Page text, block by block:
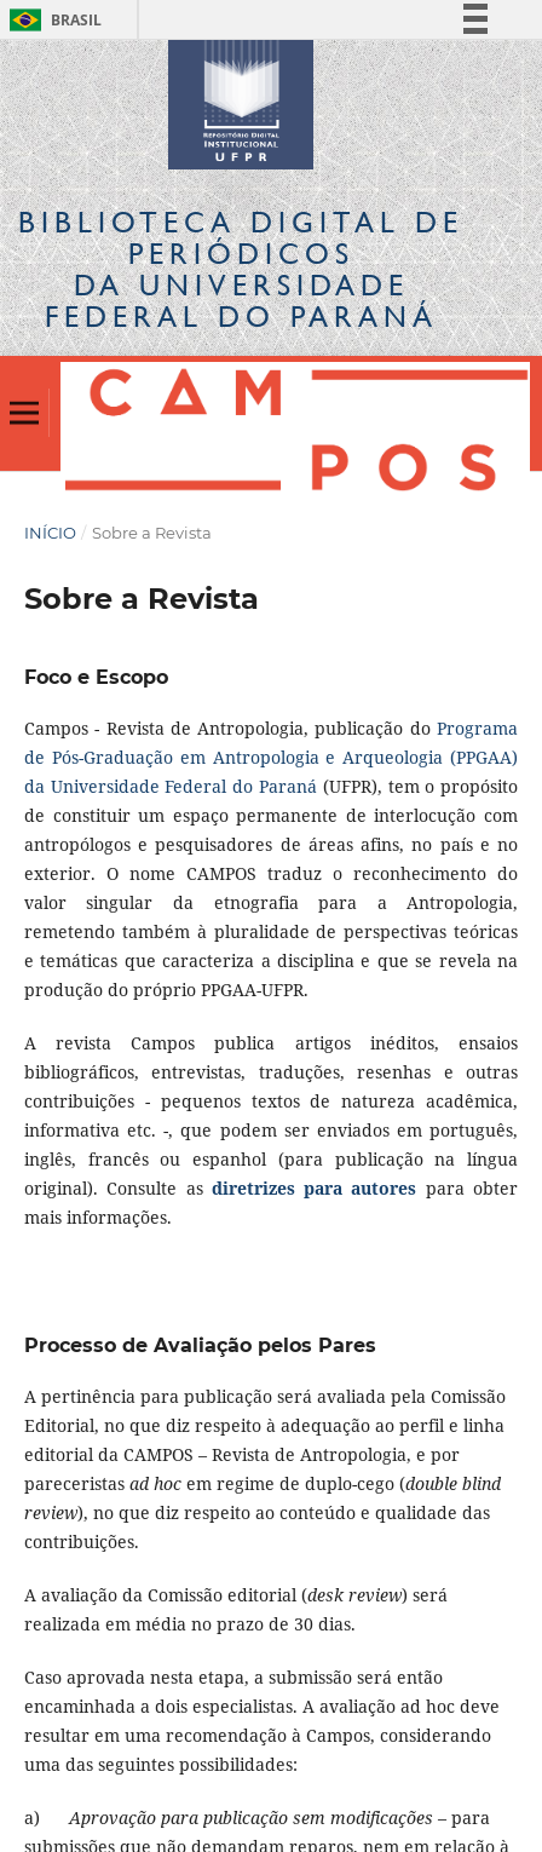
BRASIL
Simplifique!
Comunica BR
Participe
Acesso à informação
Legislação
Canais
BIBLIOTECA DIGITALDE
PERIÓDICOS
DA UNIVERSIDADE
FEDERAL DO PARANÁ
INÍCIO / Sobre a Revista
Sobre a Revista
Foco e Escopo
Campos - Revista de Antropologia, publicação doPrograma
de Pós-Graduação em Antropologia e Arqueologia (PPGAA)
da Universidade Federal do Paraná (UFPR), tem o propósito
de constituir um espaço permanente de interlocução com
antropólogos e pesquisadores de áreas afins, no país e no
exterior. O nome CAMPOS traduz o reconhecimento do
valor singular da etnografia para a Antropologia,
remetendo também à pluralidade de perspectivas teóricas
e temáticas que caracteriza a disciplina e que se revela na
produção do próprio PPGAA-UFPR.
A revista Campos publica artigos inéditos, ensaios
bibliográficos, entrevistas, traduções, resenhas e outras
contribuições - pequenos textos de natureza acadêmica,
informativa etc. -, que podem ser enviados em português,
inglês, francês ou espanhol (para publicação na língua
original). Consulte asdiretrizes para autores para obter
mais informações.
Processo de Avaliação pelos Pares
A pertinência para publicação será avaliada pela Comissão
Editorial, no que diz respeito à adequação ao perfil e linha
editorial da CAMPOS – Revista de Antropologia, e por
pareceristas ad hoc em regime de duplo-cego (double blind
review), no que diz respeito ao conteúdo e qualidade das
contribuições.
A avaliação da Comissão editorial (desk review) será
realizada em média no prazo de 30 dias.
Caso aprovada nesta etapa, a submissão será então
encaminhada a dois especialistas. A avaliação ad hoc deve
resultar em uma recomendação à Campos, considerando
uma das seguintes possibilidades:
a)Aprovação para publicação sem modificações – para
submissões que não demandam reparos, nem em relação à